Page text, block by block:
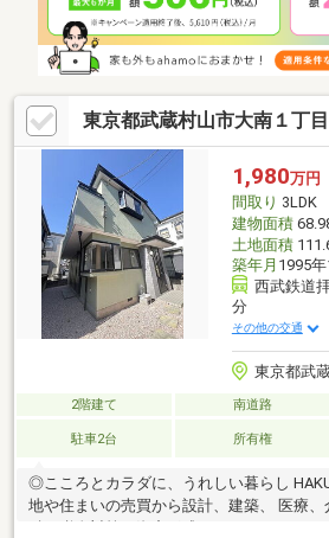
条件に合ったリフォーム会社のご紹介も承
ついては⇒お気軽にお問合せ下さい。
東京都武蔵村山市大南１丁
1,980万円
間取り 3LDK
建物面積
土地面積
築年月 1995
西武鉄道
分
その他の交通
東京都武
2階建て 南道路
駐車2台 所有権
◎こころとカラダに、うれしい暮らし
地や住まいの売買から設計、建築、 医療